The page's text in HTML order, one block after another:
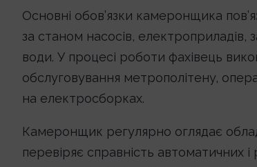
Основні обов’язки камеронщика
за станом насосів,
води. У процесі роботи фахівець
обслуговування метрополітену,
на електросборках.
Камеронщик регулярно оглядає
перевіряє справність автоматичних